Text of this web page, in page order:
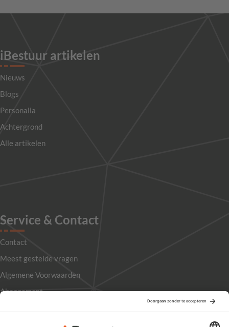
iBestuur artikelen
Nieuws
Blogs
Personalia
Achtergrond
Alle artikelen
Service & Contact
Contact
Meest gestelde vragen
Algemene Voorwaarden
Abonnement